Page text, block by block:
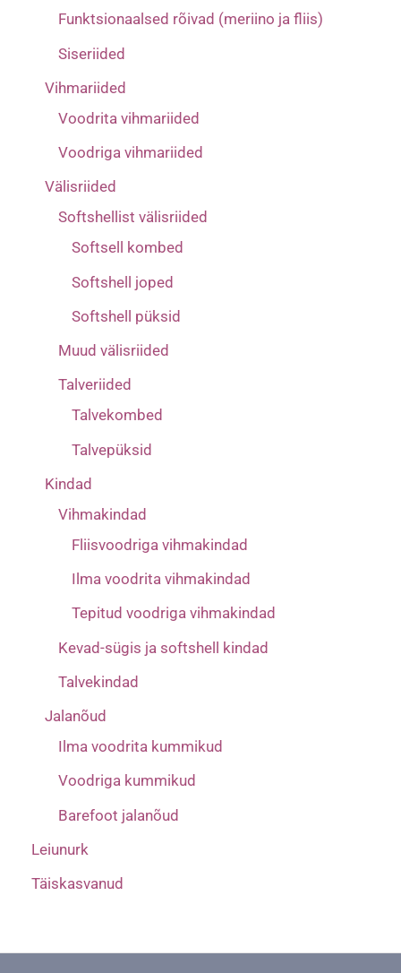
Funktsionaalsed rõivad (meriino ja fliis)
Siseriided
Vihmariided
Voodrita vihmariided
Voodriga vihmariided
Välisriided
Softshellist välisriided
Softsell kombed
Softshell joped
Softshell püksid
Muud välisriided
Talveriided
Talvekombed
Talvepüksid
Kindad
Vihmakindad
Fliisvoodriga vihmakindad
Ilma voodrita vihmakindad
Tepitud voodriga vihmakindad
Kevad-sügis ja softshell kindad
Talvekindad
Jalanõud
Ilma voodrita kummikud
Voodriga kummikud
Barefoot jalanõud
Leiunurk
Täiskasvanud